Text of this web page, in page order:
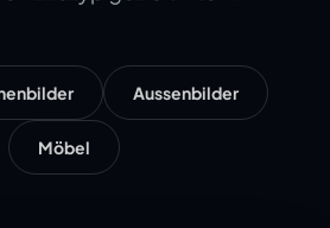
Aussenbilder
Möbel